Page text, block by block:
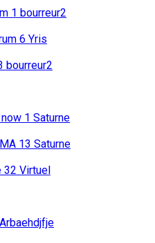
1 bourreur2
6 Yris
bourreur2
1 Saturne
13 Saturne
32 Virtuel
Arbaehdjfje